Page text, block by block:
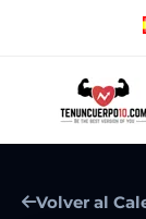
Volver al